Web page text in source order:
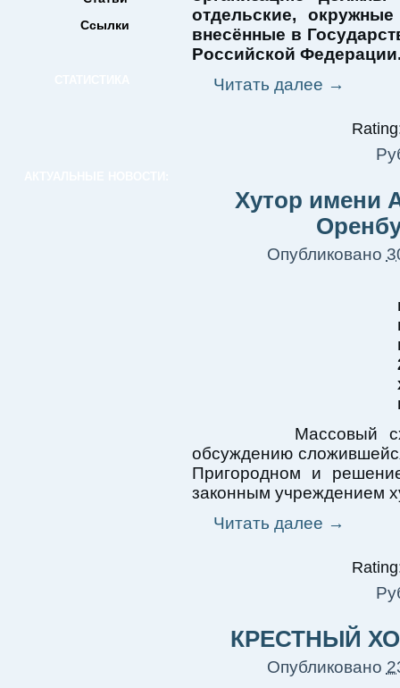
Ссылки
отдельские,
внесённые в
Российской
Читать далее →
Хутор имени
Опубликовано
Массовый сход
обсуждению
Пригородном и
законным учреждением
Читать далее →
КРЕСТНЫЙ
Опубликовано